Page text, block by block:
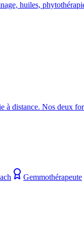
huiles,
distance. Nos deux
Gemmothérapeute